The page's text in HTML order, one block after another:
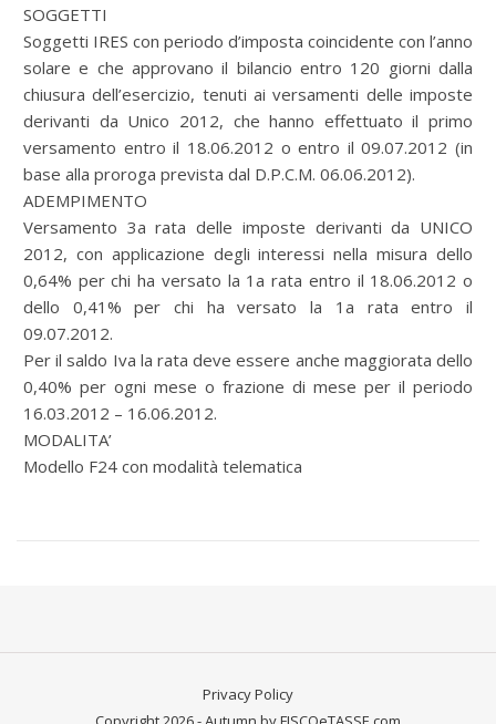
SOGGETTI
Soggetti IRES con periodo d’imposta coincidente con l’anno
solare e che approvano il bilancio entro 120 giorni dalla
chiusura dell’esercizio, tenuti ai versamenti delle imposte
derivanti da Unico 2012, che hanno effettuato il primo
versamento entro il 18.06.2012 o entro il 09.07.2012 (in
base alla proroga prevista dal D.P.C.M. 06.06.2012).
ADEMPIMENTO
Versamento 3a rata delle imposte derivanti da UNICO
2012, con applicazione degli interessi nella misura dello
0,64% per chi ha versato la 1a rata entro il 18.06.2012 o
dello 0,41% per chi ha versato la 1a rata entro il
09.07.2012.
Per il saldo Iva la rata deve essere anche maggiorata dello
0,40% per ogni mese o frazione di mese per il periodo
16.03.2012 – 16.06.2012.
MODALITA’
Modello F24 con modalità telematica
Privacy Policy